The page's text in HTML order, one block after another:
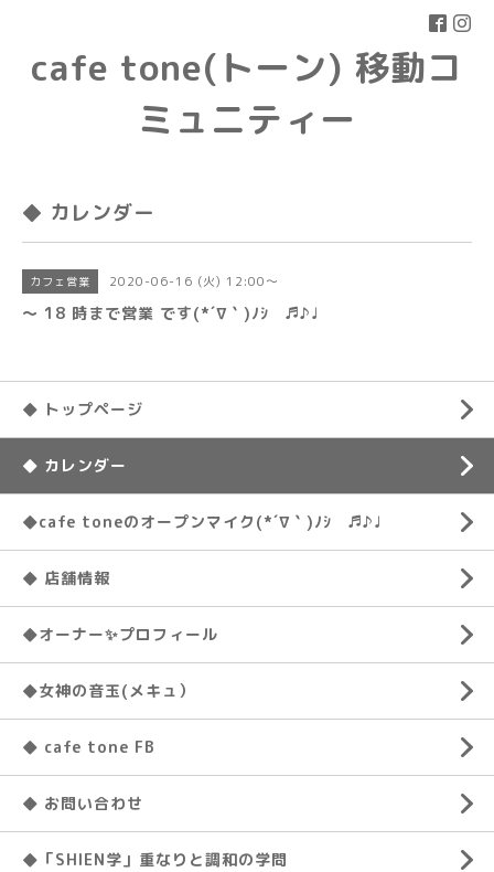
cafe tone(トーン) 移動コ
ミュニティー
◆ カレンダー
カフェ営業 2020-06-16 (火) 12:00～
〜 18 時まで営業 です(*´∇｀)ﾉｼ ♬♪♩
◆ トップページ
◆ カレンダー
◆cafe toneのオープンマイク(*´∇｀)ﾉｼ ♬♪♩
◆ 店舗情報
◆オーナー✨プロフィール
◆女神の音玉(メキュ）
◆ cafe tone FB
◆ お問い合わせ
◆「SHIEN学」重なりと調和の学問